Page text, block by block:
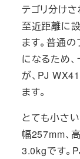
テゴリ分け
至近距離に
ます。普通
になるため
が、PJ
ます。
とても小さ
幅257mm、
3.0kgです。